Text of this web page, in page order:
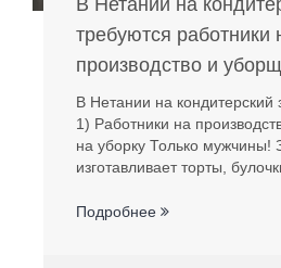
В Нетании на
требуются работники
производство и
В Нетании на кондитерский
1) Работники на
на уборку Только мужчины!
изготавливает торты,
Подробнее